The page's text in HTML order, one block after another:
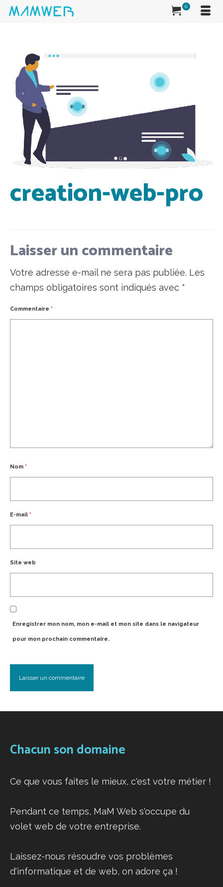
0
creation-web-pro
Laisser un commentaire
Votre adresse e-mail ne sera pas publiée. Les
champs obligatoires sont indiqués avec *
Commentaire *
Nom *
E-mail *
Site web
Enregistrer mon nom, mon e-mail et mon site dans le navigateur
pour mon prochain commentaire.
Chacun son domaine
Ce que vous faites le mieux, c'est votre métier !
Pendant ce temps, MaM Web s'occupe du
volet web de votre entreprise.
Laissez-nous résoudre vos problèmes
d'informatique et de web, on adore ça !